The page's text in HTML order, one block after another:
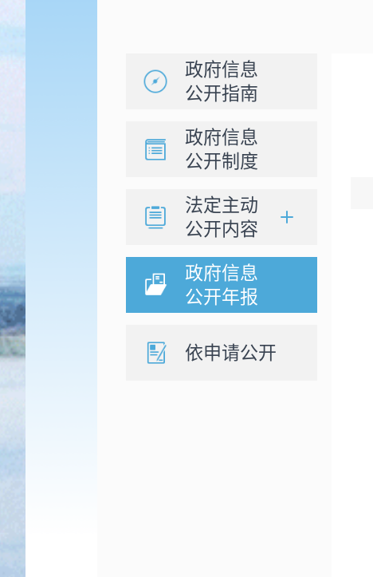
政府信息
公开指南
政府信息
公开制度
法定主动
公开内容
政府信息
公开年报
依申请公开